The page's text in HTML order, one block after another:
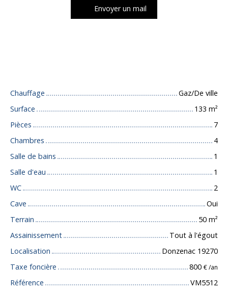
Envoyer un mail
Chauffage
Gaz/De ville
Surface
133 m²
Pièces
7
Chambres
4
Salle de bains
1
Salle d'eau
1
WC
2
Cave
Oui
Terrain
50 m²
Assainissement
Tout à l'égout
Localisation
Donzenac 19270
Taxe foncière
800 € /an
Référence VM5512